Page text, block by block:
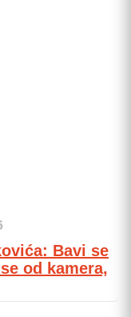
Bavi se
od kamera,